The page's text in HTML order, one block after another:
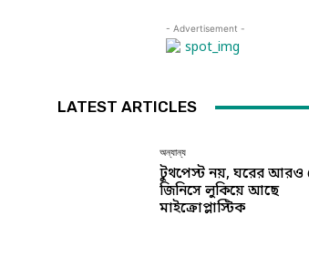
- Advertisement -
LATEST ARTICLES
অন্যান্য
টুথপেস্ট নয়, ঘরের আরও
জিনিসে লুকিয়ে আছে
মাইক্রোপ্লাস্টিক